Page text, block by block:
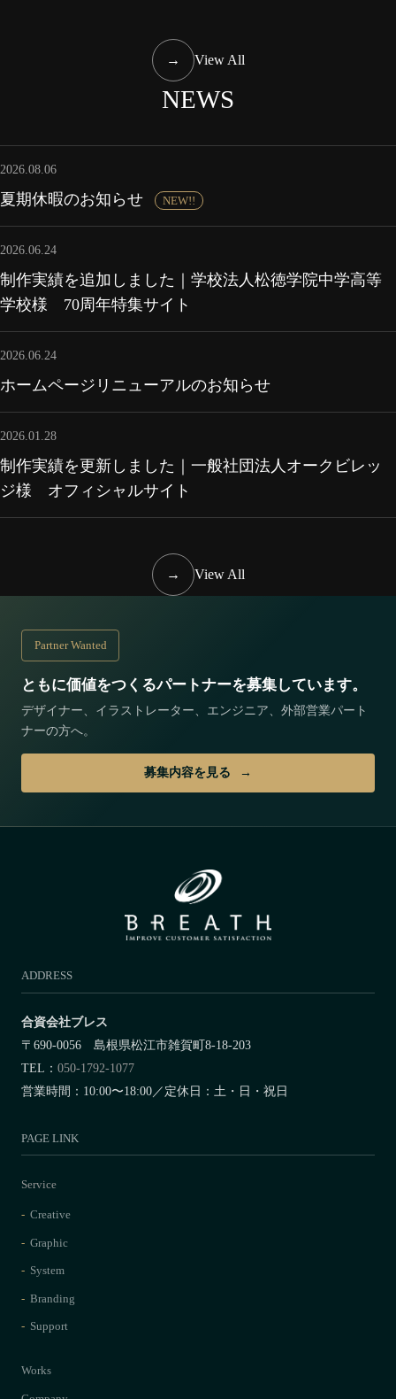
→ View All
NEWS
2026.08.06
夏期休暇のお知らせ NEW!!
2026.06.24
制作実績を追加しました｜学校法人松徳学院中学高等
学校様 70周年特集サイト
2026.06.24
ホームページリニューアルのお知らせ
2026.01.28
制作実績を更新しました｜一般社団法人オークビレッ
ジ様 オフィシャルサイト
→ View All
Partner Wanted
ともに価値をつくるパートナーを募集しています。
デザイナー、イラストレーター、エンジニア、外部営業パート
ナーの方へ。
募集内容を見る
ADDRESS
合資会社ブレス
〒690-0056 島根県松江市雑賀町8-18-203
TEL： 050-1792-1077
営業時間：10:00〜18:00／定休日：土・日・祝日
PAGE LINK
Service
Creative
Graphic
System
Branding
Support
Works